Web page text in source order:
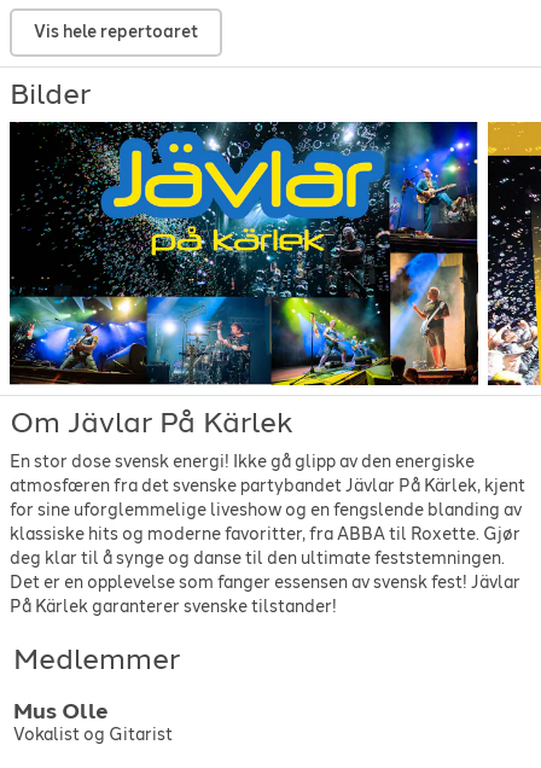
Björn Skifs-Härligt, härligt men farligt, farligt
Bjørn Skifs- Hooked on a feeling
Carola-Fångad Av En Stormvind-1991
Christer Sandelin
Elov & Beny, Sofie Svensson & Dom Där-Bubbel På Balkongen-2022
Europe
-The final countdown-1986
FreeStyle-Vill Ha Dig I Mörkret Hos Mig-1981
Glenmark, Eriksson, Strømstedt-En jævel på kærlek-1995
Glenmark, Eriksson, Strømstedt-när vi graver guld i usa-1994
Gyllene tider-När vi två blir en-1981
Gyllene tider-Sommartider- 1982
Herreys-Diggiloo Diggiley-1984
Håkan Hellström-Kom igen, Lena!-
2002
Ida-Lova-Svagare än jag-2026
Kent-Kjärleken ventar-2016
Magnus Uggla
- Jag Mår Illa -1989
Niklas Strömstedt-Om-1990
Perikles-Var ska vi sova i natt-2002
Petra Marklund-Hânderna mot himlen -2012
Robyn-Dancing on my own -2010
Robyn
Hang With Me
2010
Ronny och Ragge
- Köra Fort Som Fan -
1993
Roxette- Sleeping in my car
Thomas Stenstrøm
Tomas Ledin- I natt är jag din
Vis hele repertoaret
Bilder
Om Jävlar På Kärlek
En stor dose svensk energi! Ikke gå glipp av den energiske
atmosfæren fra det svenske partybandet Jävlar På Kärlek, kjent
for sine uforglemmelige liveshow og en fengslende blanding av
klassiske hits og moderne favoritter, fra ABBA til Roxette. Gjør
deg klar til å synge og danse til den ultimate feststemningen.
Det er en opplevelse som fanger essensen av svensk fest! Jävlar
På Kärlek garanterer svenske tilstander!
Medlemmer
Mus Olle
Vokalist og Gitarist